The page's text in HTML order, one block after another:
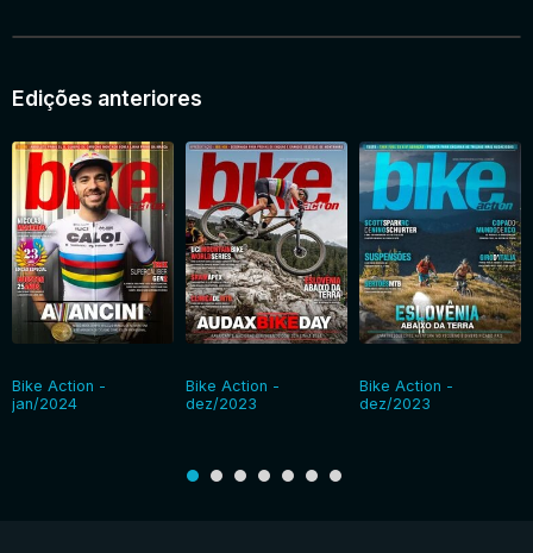
Edições anteriores
Bike Action -
jan/2024
Bike Action -
dez/2023
Bike Action -
dez/2023